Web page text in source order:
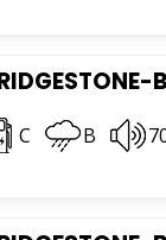
C B